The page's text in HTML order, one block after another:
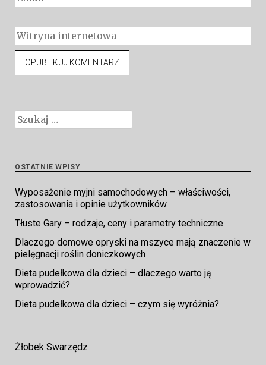
Szukaj:
OSTATNIE WPISY
Wyposażenie myjni samochodowych – właściwości,
zastosowania i opinie użytkowników
Tłuste Gary – rodzaje, ceny i parametry techniczne
Dlaczego domowe opryski na mszyce mają znaczenie w
pielęgnacji roślin doniczkowych
Dieta pudełkowa dla dzieci – dlaczego warto ją
wprowadzić?
Dieta pudełkowa dla dzieci – czym się wyróżnia?
Żłobek Swarzędz